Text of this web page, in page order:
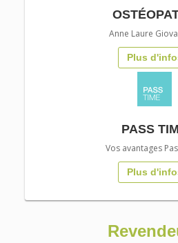
Anne Laure
Plus
PASS
Vos avantages
Plus